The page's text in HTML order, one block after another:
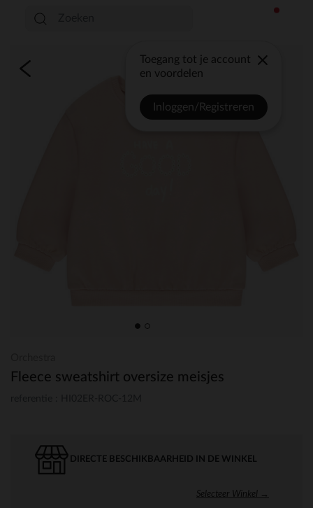
Toegang tot je account
en voordelen
Inloggen/Registreren
Fleece sweatshirt oversize meisjes
DIRECTE BESCHIKBAARHEID IN DE WINKEL
Selecteer Winkel →